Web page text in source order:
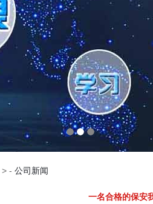
> - 公司新闻
一名合格的保安